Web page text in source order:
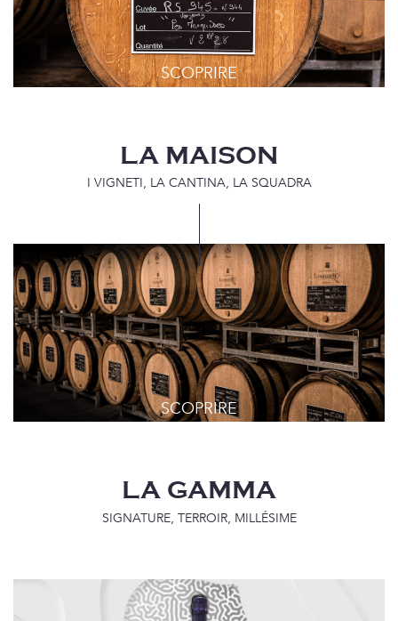
LA MAISON
I VIGNETI, LA CANTINA, LA SQUADRA
LA GAMMA
SIGNATURE, TERROIR, MILLÉSIME